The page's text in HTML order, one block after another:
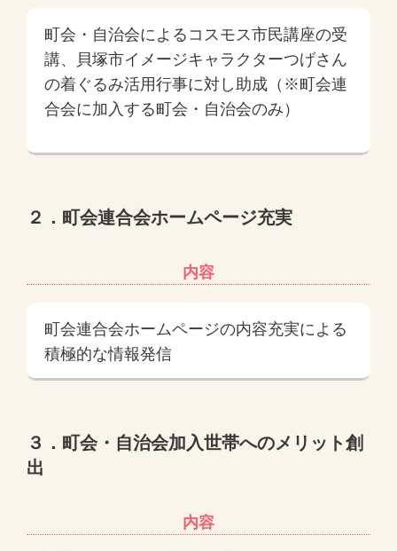
町会・自治会によるコスモス市民講座の受
講、貝塚市イメージキャラクターつげさん
の着ぐるみ活用行事に対し助成（※町会連
合会に加入する町会・自治会のみ）
２．町会連合会ホームページ充実
内容
町会連合会ホームページの内容充実による
積極的な情報発信
３．町会・自治会加入世帯へのメリット創
出
内容